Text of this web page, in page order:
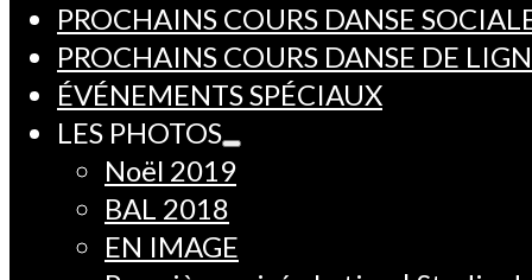
PROCHAINS COURS DANSE
PROCHAINS COURS DANSE DE
ÉVÉNEMENTS SPÉCIAUX
LES PHOTOS
Noël 2019
BAL 2018
EN IMAGE